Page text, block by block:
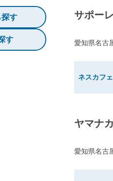
探す
す
サポー
愛知県名古
ネスカフ
ヤマナ
愛知県名古